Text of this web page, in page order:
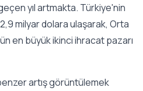
yıl artmakta. Türkiye'nin
milyar dolara ulaşarak, Orta
en büyük ikinci ihracat pazarı
artış görüntülemek